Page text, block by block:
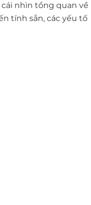
nhìn tổng quan về
tính sắn, các yếu tố